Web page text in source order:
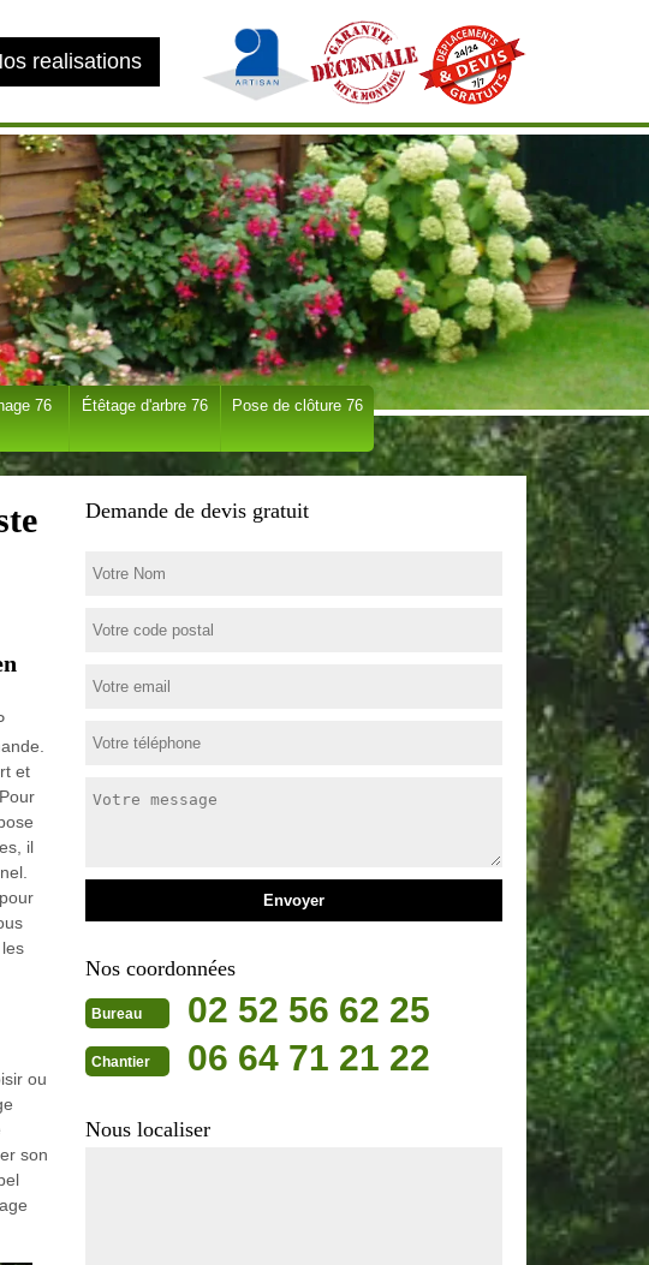
realisations
76 Étêtage d'arbre 76 Pose de clôture 76
et
il
ou
son
Demande de devis gratuit
Nos coordonnées
Bureau 02 52 56 62 25
Chantier 06 64 71 21 22
Nous localiser